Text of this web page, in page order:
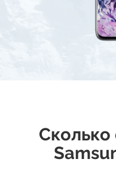
Сколько